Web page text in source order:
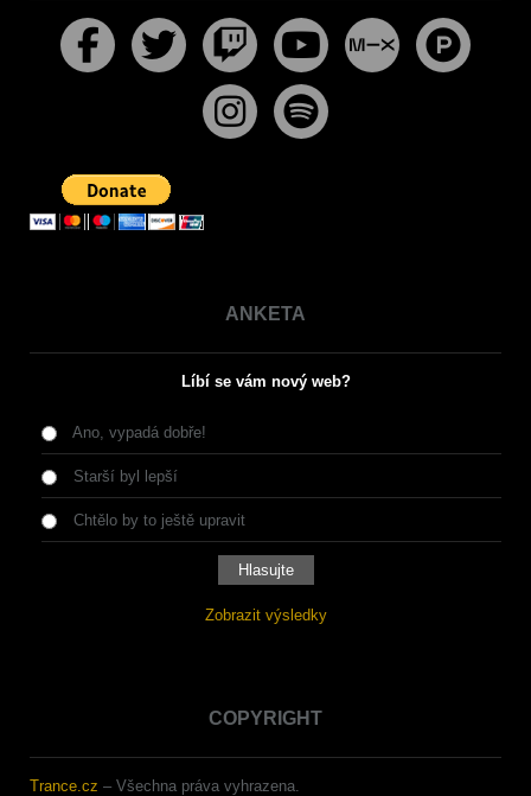
ANKETA
Líbí se vám nový web?
Ano, vypadá dobře!
Starší byl lepší
Chtělo by to ještě upravit
Zobrazit výsledky
COPYRIGHT
Trance.cz – Všechna práva vyhrazena.